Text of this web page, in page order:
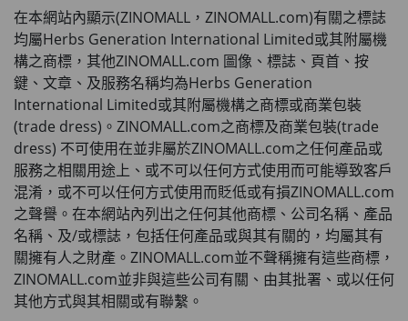
在本網站內顯示(ZINOMALL ， ZINOMALL.com)有關之標誌
均屬Herbs Generation International Limited或其附屬機
構之商標，其他ZINOMALL.com 圖像、標誌、頁首、按
鍵、文章、及服務名稱均為Herbs Generation
International Limited或其附屬機構之商標或商業包裝
(trade dress) 。 ZINOMALL.com之商標及商業包裝(trade
dress) 不可使用在並非屬於ZINOMALL.com之任何產品或
服務之相關用途上、或不可以任何方式使用而可能導致客戶
混淆，或不可以任何方式使用而貶低或有損ZINOMALL.com
之聲譽。在本網站內列出之任何其他商標、公司名稱、產品
名稱、及/或標誌，包括任何產品或與其有關的，均屬其有
關擁有人之財產。 ZINOMALL.com並不聲稱擁有這些商標，
ZINOMALL.com並非與這些公司有關、由其批署、或以任何
其他方式與其相關或有聯繫。